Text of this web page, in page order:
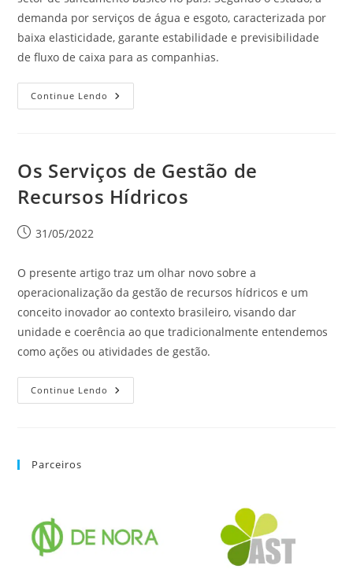
demanda por serviços de água e esgoto, caracterizada por
baixa elasticidade, garante estabilidade e previsibilidade
de fluxo de caixa para as companhias.
Continue Lendo
Os Serviços de Gestão de
Recursos Hídricos
31/05/2022
O presente artigo traz um olhar novo sobre a
operacionalização da gestão de recursos hídricos e um
conceito inovador ao contexto brasileiro, visando dar
unidade e coerência ao que tradicionalmente entendemos
como ações ou atividades de gestão.
Continue Lendo
Parceiros